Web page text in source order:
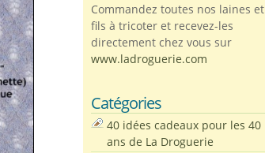
Commandez toutes nos laines et
fils à tricoter et recevez-les
directement chez vous sur
www.ladroguerie.com
Catégories
40 idées cadeaux pour les 40
ans de La Droguerie